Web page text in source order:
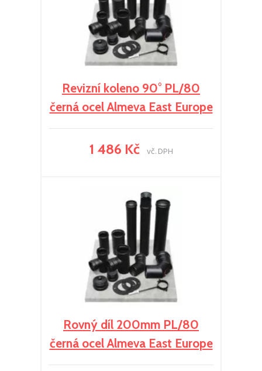
Revizní koleno 90° PL/80
černá ocel Almeva East Europe
1 486 Kč vč. DPH
Rovný díl 200mm PL/80
černá ocel Almeva East Europe